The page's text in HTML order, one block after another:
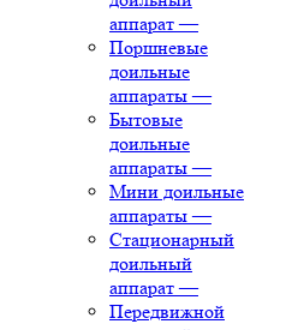
аппарат —
Поршневые
доильные
аппараты —
Бытовые
доильные
аппараты —
Мини доильные
аппараты —
Стационарный
доильный
аппарат —
Передвижной